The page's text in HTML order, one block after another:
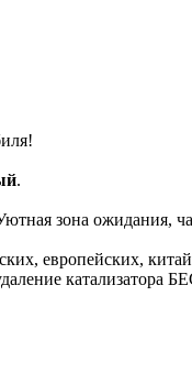
.
зона ожидания,
европейских,
катализатора